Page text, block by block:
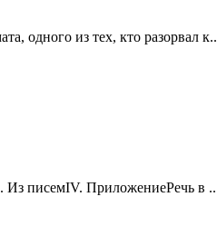
одного из тех, кто разорвал к..
Из писемIV. ПриложениеРечь в ..